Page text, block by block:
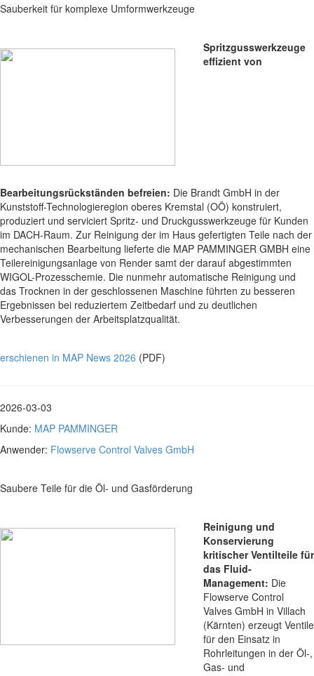
Sauberkeit für komplexe Umformwerkzeuge
Spritzgusswerkzeuge
effizient von
Bearbeitungsrückständen befreien: Die Brandt GmbH in der
Kunststoff-Technologieregion oberes Kremstal (OÖ) konstruiert,
produziert und serviciert Spritz- und Druckgusswerkzeuge für Kunden
im DACH-Raum. Zur Reinigung der im Haus gefertigten Teile nach der
mechanischen Bearbeitung lieferte die MAP PAMMINGER GMBH eine
Teilereinigungsanlage von Render samt der darauf abgestimmten
WIGOL-Prozesschemie. Die nunmehr automatische Reinigung und
das Trocknen in der geschlossenen Maschine führten zu besseren
Ergebnissen bei reduziertem Zeitbedarf und zu deutlichen
Verbesserungen der Arbeitsplatzqualität.
erschienen in MAP News 2026 (PDF)
2026-03-03
Kunde: MAP PAMMINGER
Anwender: Flowserve Control Valves GmbH
Saubere Teile für die Öl- und Gasförderung
Reinigung und
Konservierung
kritischer Ventilteile für
das Fluid-
Management: Die
Flowserve Control
Valves GmbH in Villach
(Kärnten) erzeugt Ventile
für den Einsatz in
Rohrleitungen in der Öl-,
Gas- und